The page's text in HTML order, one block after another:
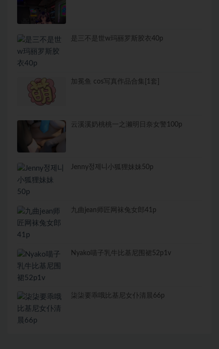
是三不是世w玛丽罗斯胶衣40p
加冕鱼 cos写真作品合集[1套]
云溪溪奶桃桃一之濑明日奈女警100p
Jenny정제니小狐狸妹妹50p
九曲jean师匠网袜兔女郎41p
Nyako喵子乳牛比基尼围裙52p1v
柒柒要乖哦比基尼女仆清晨66p